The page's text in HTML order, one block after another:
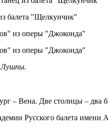
Лушпы.
– Вена. Две столицы – два
Русского балета имени